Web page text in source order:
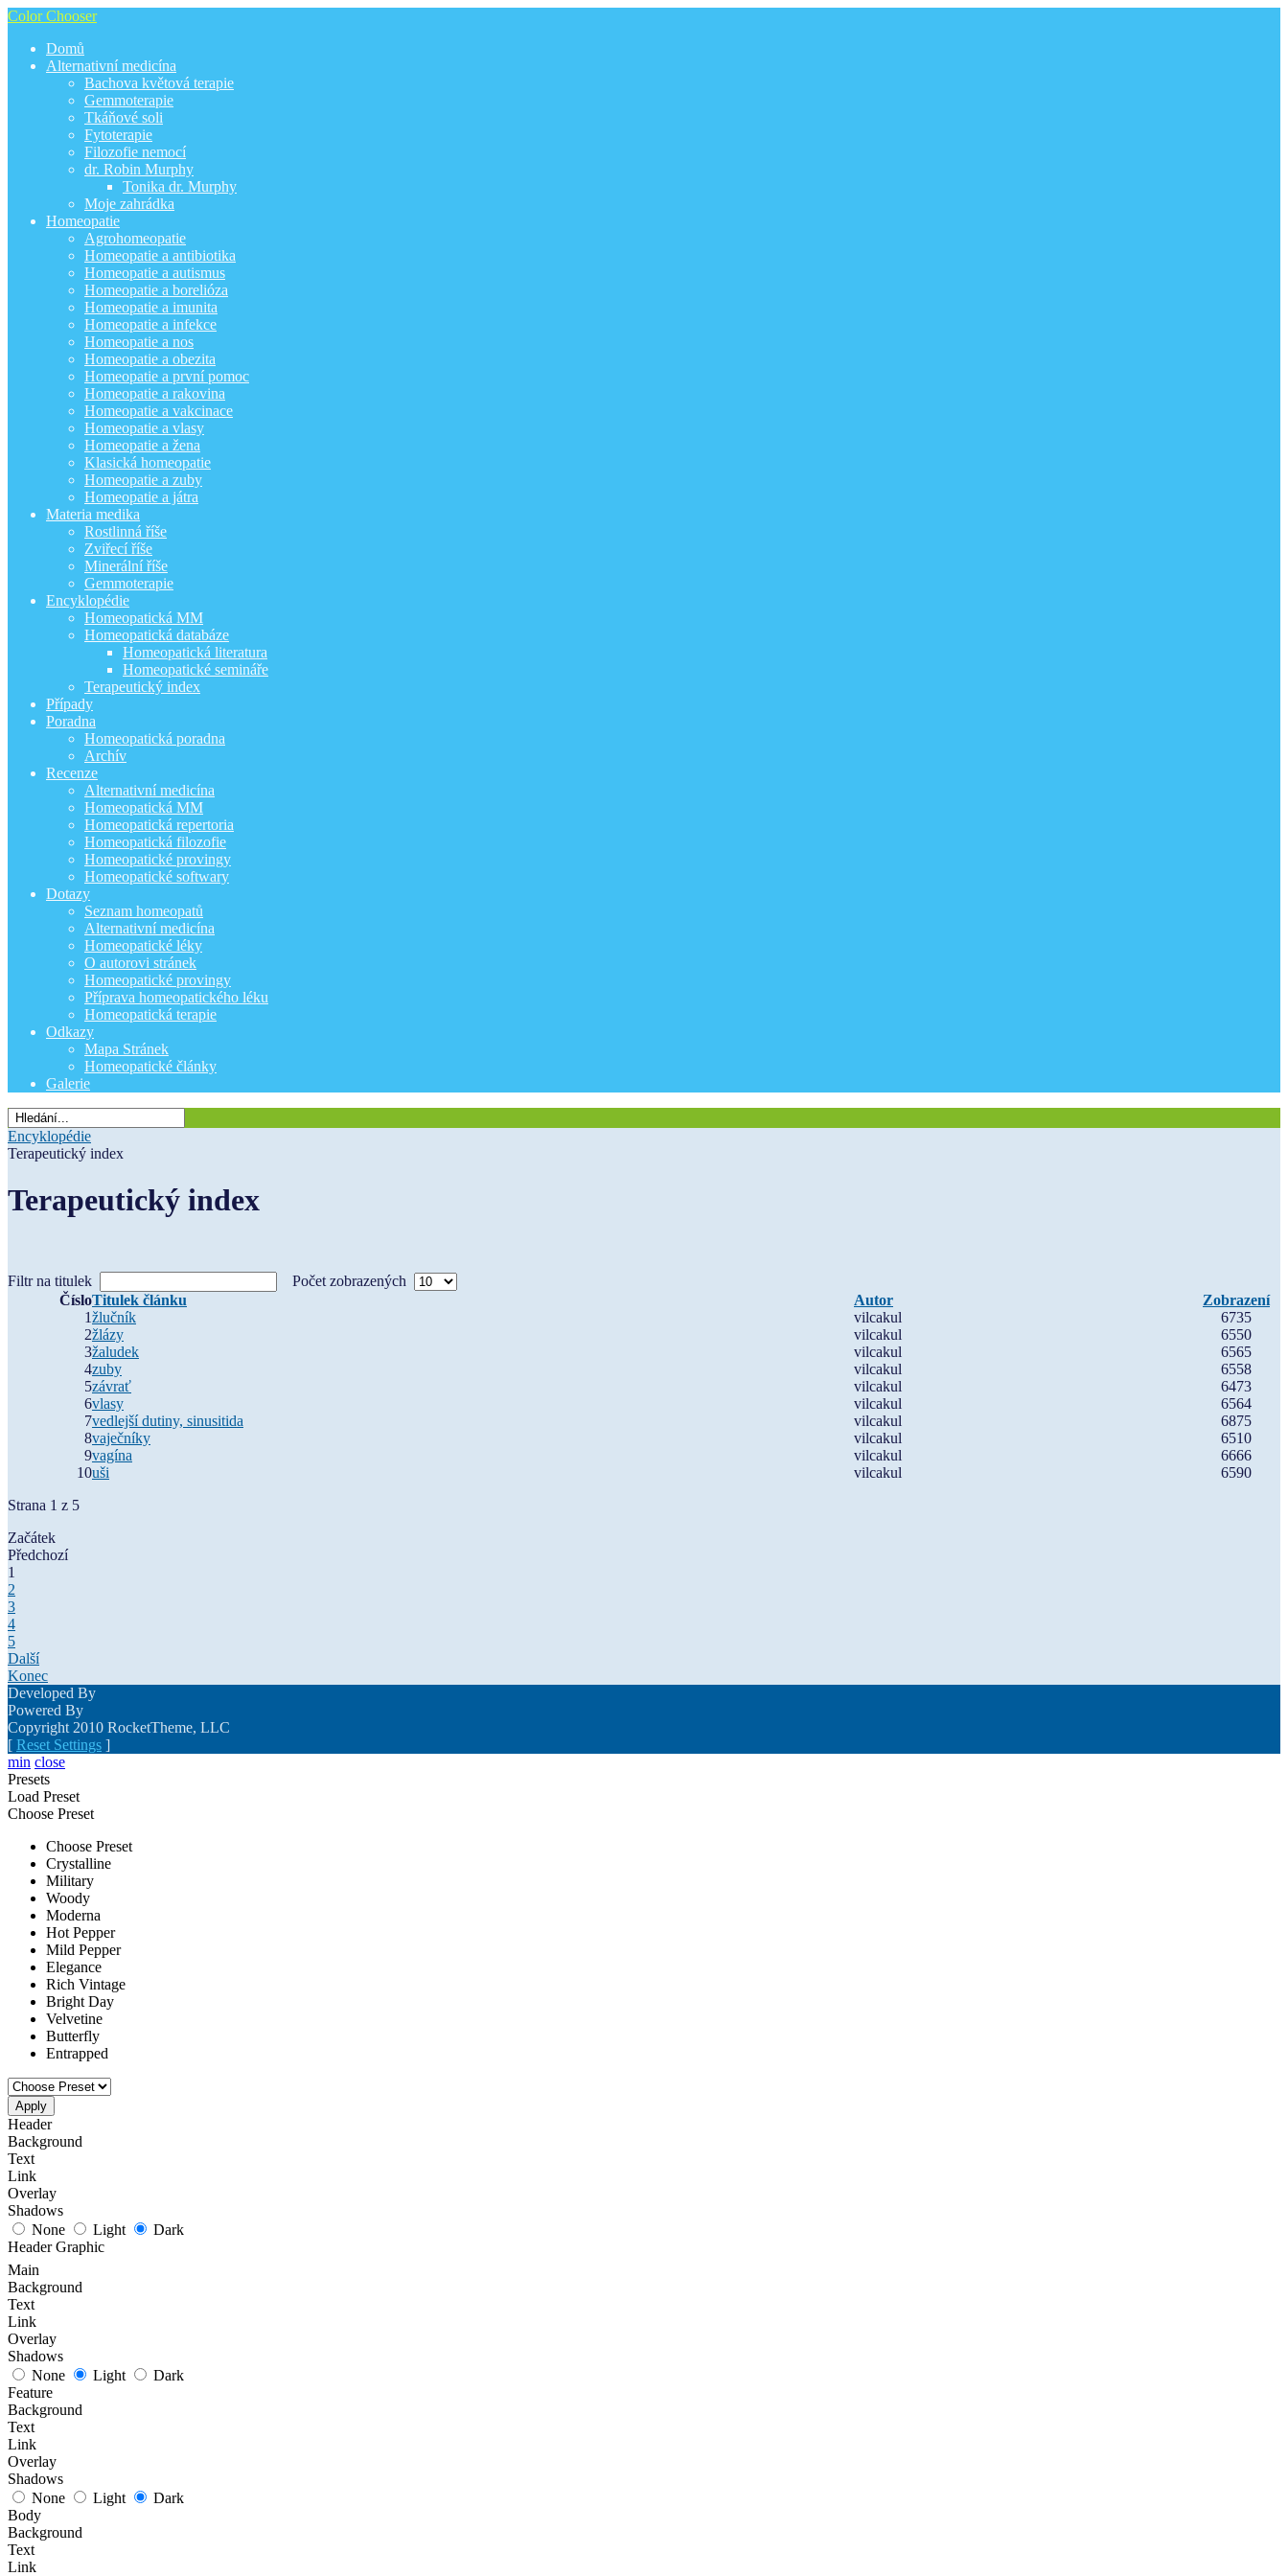
Color Chooser
Domů
Alternativní medicína
Bachova květová terapie
Gemmoterapie
Tkáňové soli
Fytoterapie
Filozofie nemocí
dr. Robin Murphy
Tonika dr. Murphy
Moje zahrádka
Homeopatie
Agrohomeopatie
Homeopatie a antibiotika
Homeopatie a autismus
Homeopatie a borelióza
Homeopatie a imunita
Homeopatie a infekce
Homeopatie a nos
Homeopatie a obezita
Homeopatie a první pomoc
Homeopatie a rakovina
Homeopatie a vakcinace
Homeopatie a vlasy
Homeopatie a žena
Klasická homeopatie
Homeopatie a zuby
Homeopatie a játra
Materia medika
Rostlinná říše
Zviřecí říše
Minerální říše
Gemmoterapie
Encyklopédie
Homeopatická MM
Homeopatická databáze
Homeopatická literatura
Homeopatické semináře
Terapeutický index
Případy
Poradna
Homeopatická poradna
Archív
Recenze
Alternativní medicína
Homeopatická MM
Homeopatická repertoria
Homeopatická filozofie
Homeopatické provingy
Homeopatické softwary
Dotazy
Seznam homeopatů
Alternativní medicína
Homeopatické léky
O autorovi stránek
Homeopatické provingy
Příprava homeopatického léku
Homeopatická terapie
Odkazy
Mapa Stránek
Homeopatické články
Galerie
Encyklopédie
Terapeutický index
Terapeutický index
Filtr na titulek
Počet zobrazených
ČísloTitulek článku Autor
Zobrazení
1žlučník vilcakul
6735
2žlázy vilcakul
6550
3žaludek vilcakul
6565
4zuby vilcakul
6558
5závrať vilcakul
6473
6vlasy vilcakul
6564
7vedlejší dutiny, sinusitida vilcakul
6875
8vaječníky vilcakul
6510
9vagína vilcakul
6666
10uši vilcakul
6590
Strana 1 z 5
Začátek
Předchozí
1
2
3
4
5
Další
Konec
Developed By
Powered By
Copyright 2010 RocketTheme, LLC
[ Reset Settings ]
min close
Presets
Load Preset
Choose Preset
Choose Preset
Crystalline
Military
Woody
Moderna
Hot Pepper
Mild Pepper
Elegance
Rich Vintage
Bright Day
Velvetine
Butterfly
Entrapped
Apply
Header
Background
Text
Link
Overlay
Shadows
None
Light
Dark
Header Graphic
Main
Background
Text
Link
Overlay
Shadows
None
Light
Dark
Feature
Background
Text
Link
Overlay
Shadows
None
Light
Dark
Body
Background
Text
Link